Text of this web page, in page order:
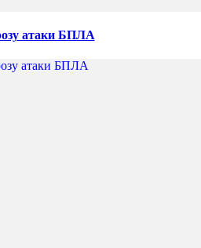
атаки БПЛА